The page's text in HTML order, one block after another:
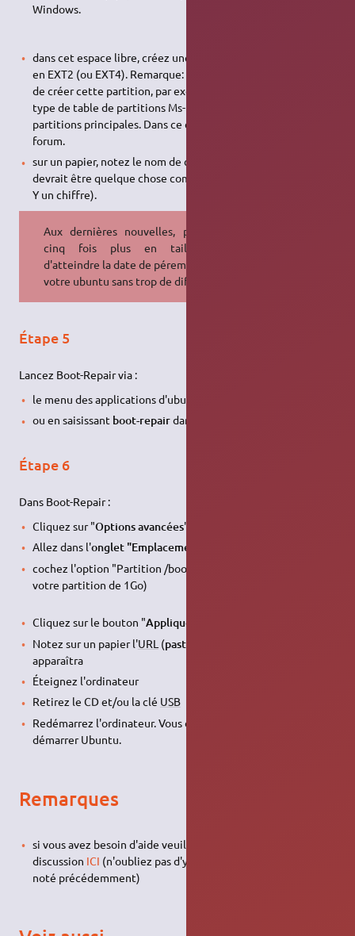
Windows.
dans cet espace libre, créez une partition de 1Go formatée
en EXT2 (ou EXT4). Remarque: il se peut que Gparted refuse
de créer cette partition, par exemple si votre disque a un
type de table de partitions Ms-Dos et qu'il possède déjà 4
partitions principales. Dans ce cas, demandez conseil sur le
forum.
sur un papier, notez le nom de cette nouvelle partition. Cela
devrait être quelque chose comme
Y un chiffre).
Aux dernières nouvelles, prévoyez
cinq fois plus en taille afin
d'atteindre la date de péremption de
votre ubuntu sans trop de difficultés.
Étape 5
Lancez Boot-Repair via :
le menu des applications d'ubuntu.
ou en saisissant boot-repairdans un terminal
Étape 6
Dans Boot-Repair :
Cliquez sur "Options avancées"
Allez dans l'onglet "Emplacement de GRUB"
cochez l'option "Partition /boot séparée: sdXY" (sdXY étant
votre partition de 1Go)
Cliquez sur le bouton "Appliquer
Notez sur un papier l'URL (paste.ubuntu.com/XXXXXX/
apparaîtra
Éteignez l'ordinateur
Retirez le CD et/ou la clé USB
Redémarrez l'ordinateur. Vous devriez maintenant pouvoir
démarrer Ubuntu.
Remarques
si vous avez besoin d'aide veuillez créer une nouvelle
discussion ICI (n'oubliez pas d'y indiquer l'
noté précédemment)